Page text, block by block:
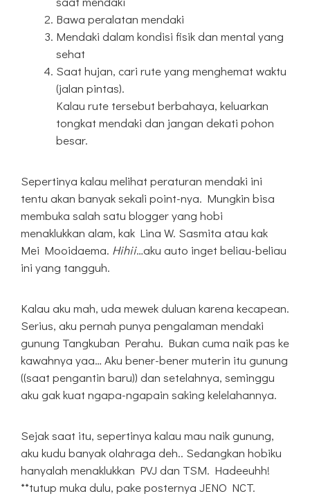
Bawa peralatan mendaki
Mendaki dalam kondisi fisik dan mental yang
sehat
Saat hujan, cari rute yang menghemat waktu
(jalan pintas).
Kalau rute tersebut berbahaya, keluarkan
tongkat mendaki dan jangan dekati pohon
besar.
Sepertinya kalau melihat peraturan mendaki ini
tentu akan banyak sekali point-nya. Mungkin bisa
membuka salah satu blogger yang hobi
menaklukkan alam, kak Lina W. Sasmita atau kak
Mei Mooidaema. Hihii…aku auto inget beliau-beliau
ini yang tangguh.
Kalau aku mah, uda mewek duluan karena kecapean.
Serius, aku pernah punya pengalaman mendaki
gunung Tangkuban Perahu. Bukan cuma naik pas ke
kawahnya yaa… Aku bener-bener muterin itu gunung
((saat pengantin baru)) dan setelahnya, seminggu
aku gak kuat ngapa-ngapain saking kelelahannya.
Sejak saat itu, sepertinya kalau mau naik gunung,
aku kudu banyak olahraga deh.. Sedangkan hobiku
hanyalah menaklukkan PVJ dan TSM. Hadeeuhh!
**tutup muka dulu, pake posternya JENO NCT.